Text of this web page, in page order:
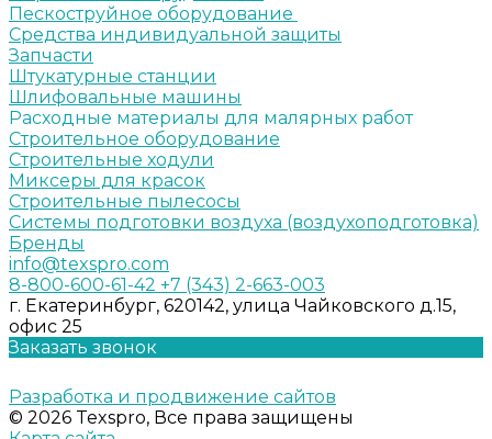
Пескоструйное оборудование
Средства индивидуальной защиты
Запчасти
Штукатурные станции
Шлифовальные машины
Расходные материалы для малярных работ
Строительное оборудование
Строительные ходули
Миксеры для красок
Строительные пылесосы
Системы подготовки воздуха (воздухоподготовка)
Бренды
info@texspro.com
8-800-600-61-42 +7 (343) 2-663-003
г. Екатеринбург, 620142, улица Чайковского д.15,
офис 25
Заказать звонок
Разработка и продвижение сайтов
© 2026 Texspro, Все права защищены